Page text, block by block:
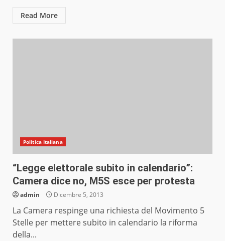
Read More
Politica Italiana
“Legge elettorale subito in calendario”:
Camera dice no, M5S esce per protesta
admin Dicembre 5, 2013
La Camera respinge una richiesta del Movimento 5
Stelle per mettere subito in calendario la riforma
della...